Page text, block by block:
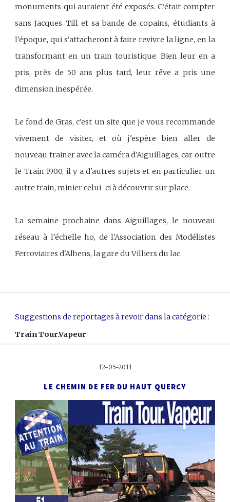
monuments qui auraient été exposés. C'était compter
sans Jacques Till et sa bande de copains, étudiants à
l'époque, qui s'attacheront à faire revivre la ligne, en la
transformant en un train touristique. Bien leur en a
pris, près de 50 ans plus tard, leur rêve a pris une
dimension inespérée.
Le fond de Gras, c'est un site que je vous recommande
vivement de visiter, et où j'espère bien aller de
nouveau trainer avec la caméra d'Aiguillages, car outre
le Train 1900, il y a d'autres sujets et en particulier un
autre train, minier celui-ci à découvrir sur place.
La semaine prochaine dans Aiguillages, le nouveau
réseau à l'échelle ho, de l'Association des Modélistes
Ferroviaires d'Albens, la gare du Villiers du lac.
Suggestions de reportages à revoir dans la catégorie :
Train Tour.Vapeur
12-05-2011
LE CHEMIN DE FER DU HAUT QUERCY